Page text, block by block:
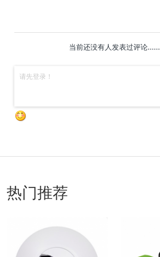
当前还没有人发表过评论......
热门推荐